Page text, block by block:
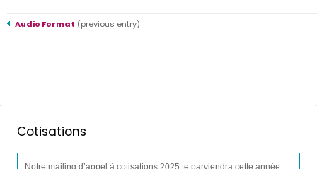
Audio Format (previous entry)
Cotisations
Notre mailing d’appel à cotisations 2025 te parviendra cette année